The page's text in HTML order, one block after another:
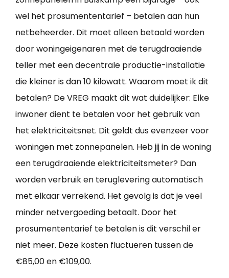
wel het prosumententarief – betalen aan hun
netbeheerder. Dit moet alleen betaald worden
door woningeigenaren met de terugdraaiende
teller met een decentrale productie-installatie
die kleiner is dan 10 kilowatt. Waarom moet ik dit
betalen? De VREG maakt dit wat duidelijker: Elke
inwoner dient te betalen voor het gebruik van
het elektriciteitsnet. Dit geldt dus evenzeer voor
woningen met zonnepanelen. Heb jij in de woning
een terugdraaiende elektriciteitsmeter? Dan
worden verbruik en teruglevering automatisch
met elkaar verrekend. Het gevolg is dat je veel
minder netvergoeding betaalt. Door het
prosumententarief te betalen is dit verschil er
niet meer. Deze kosten fluctueren tussen de
€85,00 en €109,00.